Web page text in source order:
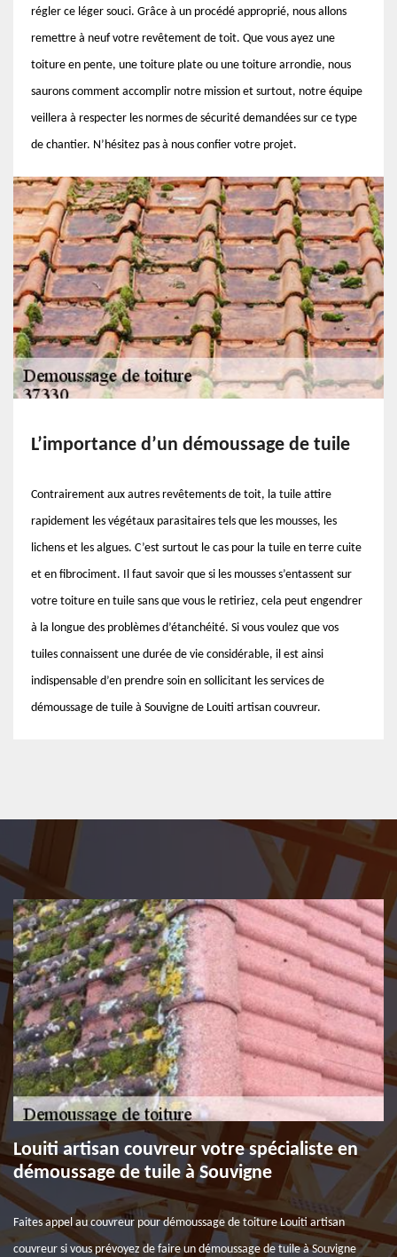
régler ce léger souci. Grâce à un procédé approprié, nous allons
remettre à neuf votre revêtement de toit. Que vous ayez une
toiture en pente, une toiture plate ou une toiture arrondie, nous
saurons comment accomplir notre mission et surtout, notre équipe
veillera à respecter les normes de sécurité demandées sur ce type
de chantier. N’hésitez pas à nous confier votre projet.
L’importance d’un démoussage de tuile
Contrairement aux autres revêtements de toit, la tuile attire
rapidement les végétaux parasitaires tels que les mousses, les
lichens et les algues. C’est surtout le cas pour la tuile en terre cuite
et en fibrociment. Il faut savoir que si les mousses s’entassent sur
votre toiture en tuile sans que vous le retiriez, cela peut engendrer
à la longue des problèmes d’étanchéité. Si vous voulez que vos
tuiles connaissent une durée de vie considérable, il est ainsi
indispensable d’en prendre soin en sollicitant les services de
démoussage de tuile à Souvigne de Louiti artisan couvreur.
Louiti artisan couvreur votre spécialiste en
démoussage de tuile à Souvigne
Faites appel au couvreur pour démoussage de toiture Louiti artisan
couvreur si vous prévoyez de faire un démoussage de tuile à Souvigne